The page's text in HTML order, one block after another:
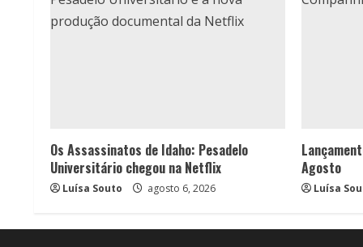
Os Assassinatos de Idaho: Pesadelo
Universitário chegou na Netflix
Luísa Souto agosto 6, 2026
Agosto
Luísa